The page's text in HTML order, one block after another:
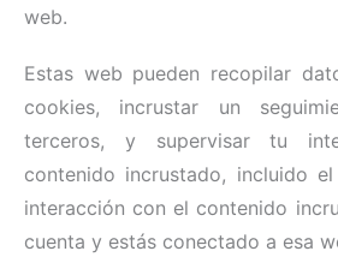
web.
Estas web pueden recopilar
cookies, incrustar un
terceros, y supervisar tu
contenido incrustado, incluido
interacción con el contenido
cuenta y estás conectado a esa